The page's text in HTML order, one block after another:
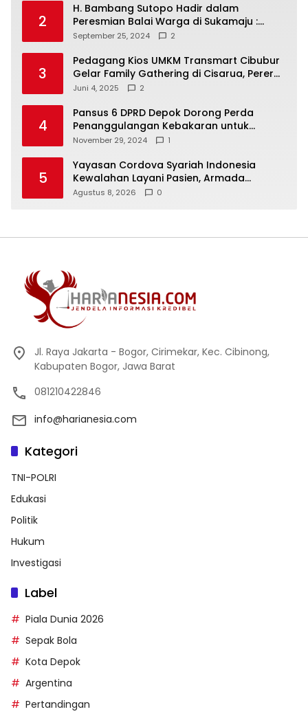
2
H. Bambang Sutopo Hadir dalam
Peresmian Balai Warga di Sukamaju :
Wadah Baru untuk Kolaborasi dan
September 25, 2024 2
3
Pedagang Kios UMKM Transmart Cibubur
Gelar Family Gathering di Cisarua, Pererat
Silaturahmi dan Kekompakan
Juni 4, 2025 2
4
Pansus 6 DPRD Depok Dorong Perda
Penanggulangan Kebakaran untuk
Keselamatan Warga
November 29, 2024 1
5
Yayasan Cordova Syariah Indonesia
Kewalahan Layani Pasien, Armada
Ambulans Terbatas
Agustus 8, 2026 0
Jl. Raya Jakarta - Bogor, Cirimekar, Kec. Cibinong,
Kabupaten Bogor, Jawa Barat
081210422846
info@harianesia.com
Kategori
TNI-POLRI
Edukasi
Politik
Hukum
Investigasi
Label
Piala Dunia 2026
Sepak Bola
Kota Depok
Argentina
Pertandingan